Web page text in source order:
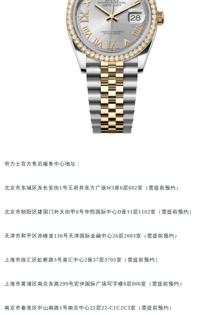
劳力士官方售后服务中心地址：
北京市东城区东长安街1号王府井东方广场W3座6层602室（需提前预约）
北京市朝阳区建国门外大街甲6号华熙国际中心D座11层1102室（需提前预约）
天津市和平区赤峰道136号天津国际金融中心26层2603室（需提前预约）
上海市徐汇区虹桥路3号港汇中心2座37层3705室（需提前预约）
上海市黄浦区南京东路299号宏伊国际广场写字楼8层806室（需提前预约）
南京市秦淮区中山南路1号南京中心22层22-C1C2C3室（需提前预约）